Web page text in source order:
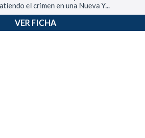
el crimen en una Nueva Y...
VER FICHA